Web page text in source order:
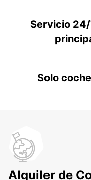
Servicio
Solo
Alquiler de